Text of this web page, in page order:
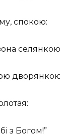
спокою:
з Богом!”